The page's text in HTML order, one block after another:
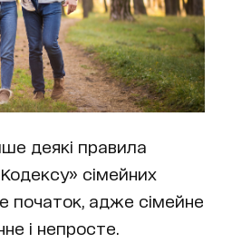
деякі правила
сімейних
початок, адже сімейне
і непросте.